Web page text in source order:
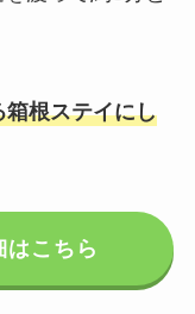
根ステイにし
こちら